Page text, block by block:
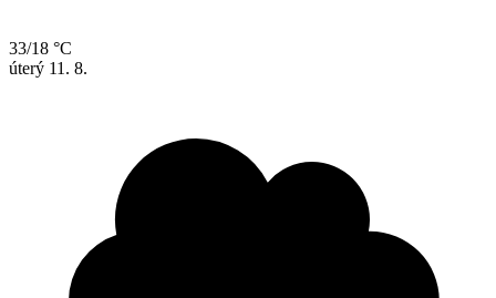
33/18 °C
úterý 11. 8.